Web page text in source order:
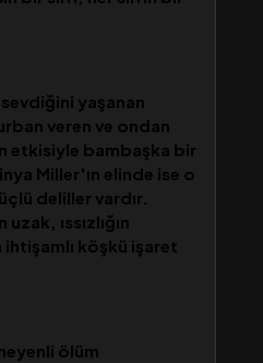
yaşanan
veren ve ondan
etkisiyle bambaşka bir
Miller'ın elinde ise o
deliller vardır.
ıssızlığın
ihtişamlı köşkü işaret
ölüm